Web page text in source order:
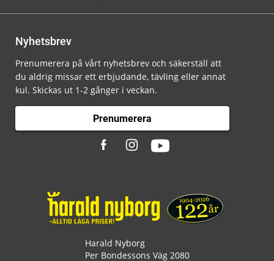
Nyhetsbrev
Prenumerera på vårt nyhetsbrev och säkerställ att
du aldrig missar ett erbjudande, tävling eller annat
kul. Skickas ut 1-2 gånger i veckan.
Prenumerera
Harald Nyborg
Per Bondessons Väg 2080